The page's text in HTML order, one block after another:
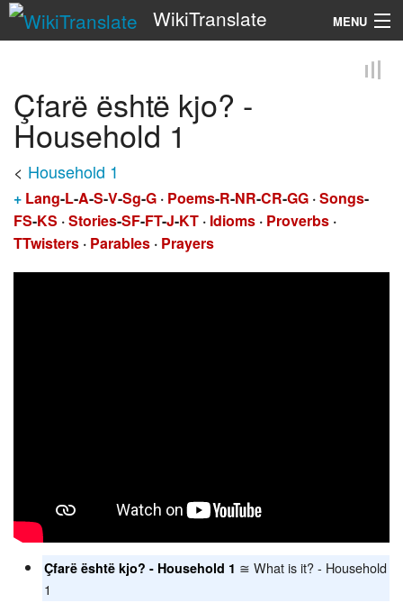
WikiTranslate MENU
Çfarë është kjo? -
Household 1
< Household 1
+ Lang-L -A-S-V-Sg-G · Poems-R-NR-CR-GG ·Songs-
FS-KS ·Stories-SF-FT-J-KT · Idioms · Proverbs ·
TTwisters · Parables · Prayers
Çfarë është kjo? - Household 1 ≅ What is it? - Household
1